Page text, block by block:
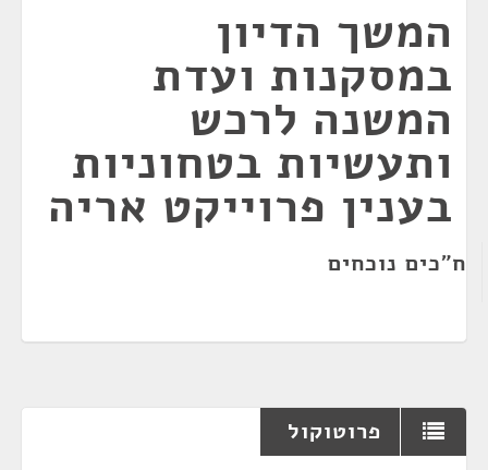
המשך הדיון
במסקנות ועדת
המשנה לרכש
ותעשיות בטחוניות
בענין פרוייקט אריה
ח"כים נוכחים
פרוטוקול